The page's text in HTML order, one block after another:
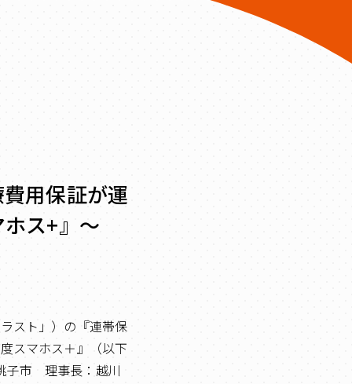
用保証が運
ス+』～
スト」）の『連帯保
スマホス＋』（以下
子市 理事長：越川